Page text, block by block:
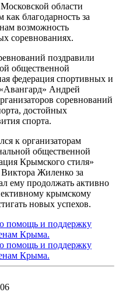
области
благодарность за
возможность
соревнованиях.
поздравили
общественной
федерация спортивных и
Андрей
соревнований
достойных
спорта.
к организаторам
общественной
Крымского стиля»
Жиленко за
ему продолжать активно
крымскому
новых успехов.